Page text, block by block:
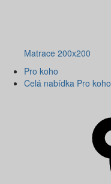
Matrace 200x200
Pro koho
Celá nabídka Pro koho